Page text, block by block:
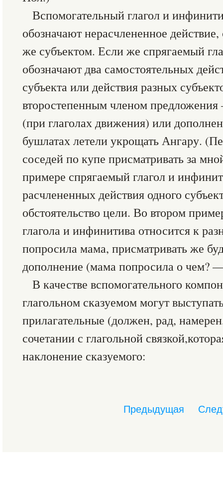
Вспомогательный глагол и
обозначают нерасчлененное
же субъектом. Если же спрягаемый
обозначают два самостоятельных
субъекта или действия разных
второстепенным членом
(при глаголах движения) или
бушлатах летели укрощать Ангару.
соседей по купе присматривать за
примере спрягаемый глагол и
расчлененных действия одного
обстоятельство цели. Во втором
глагола и инфинитива относится к
попросила мама, присматривать же
дополнение (мама попросила о чем?
В качестве вспомогательного
глагольном сказуемом могут
прилагательные (должен, рад,
сочетании с глагольной
наклонение сказуемого:
Предыдущая